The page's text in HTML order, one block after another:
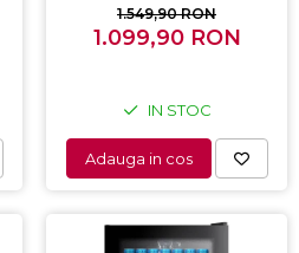
Iluminare LED, Picioare
ajustabile, Usi reversibile,
1.549,90 RON
1.099,90 RON
IN STOC
Adauga in cos